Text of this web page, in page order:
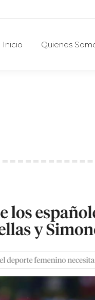
Inicio Quienes
Inicio Quienes